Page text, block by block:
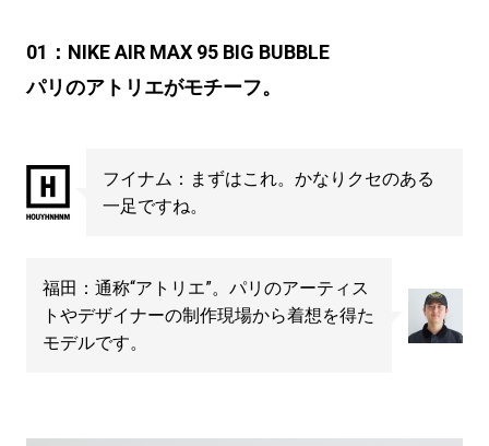
01：NIKE AIR MAX 95 BIG BUBBLE
パリのアトリエがモチーフ。
フイナム：まずはこれ。かなりクセのある
一足ですね。
福田：通称“アトリエ”。パリのアーティス
トやデザイナーの制作現場から着想を得た
モデルです。